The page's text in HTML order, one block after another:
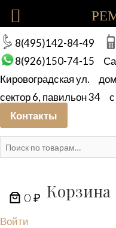
8(495)142-84-49
8(926)150-74-15
Кировоградская ул.
сектор 6, павильон 34
Контакты
0 ₽
Войти
Корзина